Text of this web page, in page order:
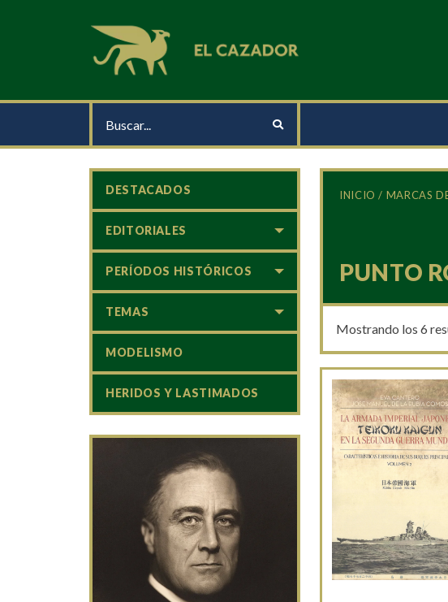
INICIO / MARCAS
PUNTO
Mostrando los 6
DESTACADOS
EDITORIALES
PERÍODOS HISTÓRICOS
TEMAS
MODELISMO
HERIDOS Y LASTIMADOS